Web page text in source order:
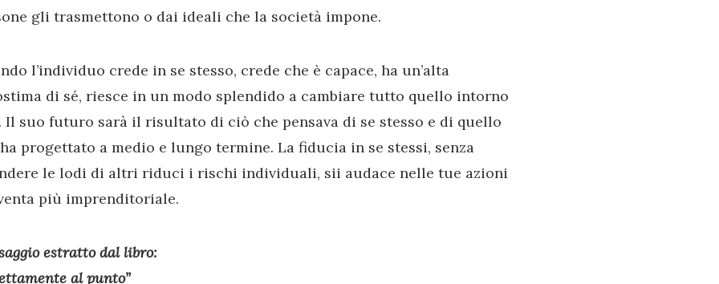
gli trasmettono o dai ideali che la società impone.
l’individuo crede in se stesso, crede che è capace, ha un’alta
di sé, riesce in un modo splendido a cambiare tutto quello intorno
Il suo futuro sarà il risultato di ciò che pensava di se stesso e di quello
progettato a medio e lungo termine. La fiducia in se stessi, senza
le lodi di altri riduci i rischi individuali, sii audace nelle tue azioni
più imprenditoriale.
estratto dal libro:
al punto”